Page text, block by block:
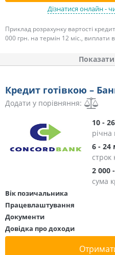
Дізнатися онлайн -
Приклад розрахунку вартості
000 грн. на термін 12 міс., виплати
Показати
Кредит готівкою –
Додати у порівняння:
10 -
річна
6 - 24
строк
2 000
сума
Вік позичальника
Працевлаштування
Документи
Довідка про доходи